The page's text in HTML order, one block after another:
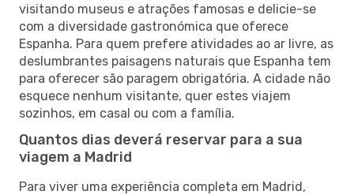
visitando museus e atrações famosas e delicie-se
com a diversidade gastronómica que oferece
Espanha. Para quem prefere atividades ao ar livre, as
deslumbrantes paisagens naturais que Espanha tem
para oferecer são paragem obrigatória. A cidade não
esquece nenhum visitante, quer estes viajem
sozinhos, em casal ou com a família.
Quantos dias deverá reservar para a sua
viagem a Madrid
Para viver uma experiência completa em Madrid,